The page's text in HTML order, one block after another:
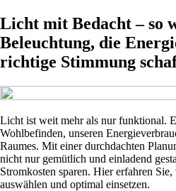
Licht mit Bedacht – so
Beleuchtung, die
richtige Stimmung
Licht ist weit mehr als nur funktional.
Wohlbefinden, unseren
Raumes. Mit einer durchdachten
nicht nur gemütlich und einladend
Stromkosten sparen. Hier erfahren
auswählen und optimal einsetzen.